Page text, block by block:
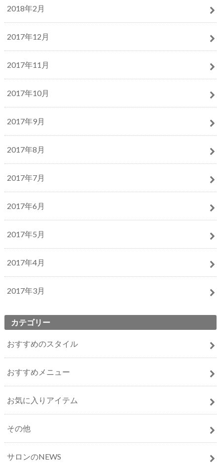
2018年2月
2017年12月
2017年11月
2017年10月
2017年9月
2017年8月
2017年7月
2017年6月
2017年5月
2017年4月
2017年3月
カテゴリー
おすすめのスタイル
おすすめメニュー
お気に入りアイテム
その他
サロンのNEWS